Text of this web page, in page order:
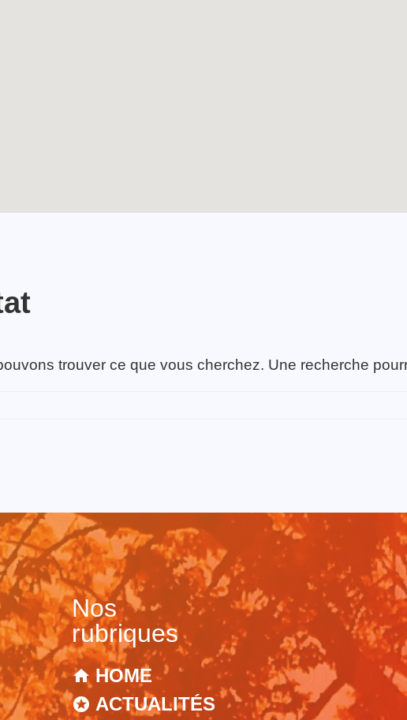
trouver ce que vous cherchez. Une recherche
Nos
rubriques
HOME
ACTUALITÉS